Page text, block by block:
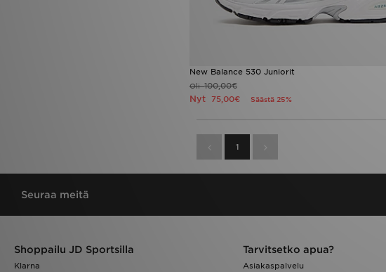
New Balance 530 Juniorit
Oli100,00€
Nyt 75,00€ Säästä 25%
1
Seuraa meitä
Shoppailu JD Sportsilla
Klarna
Tarvitsetko apua?
Asiakaspalvelu